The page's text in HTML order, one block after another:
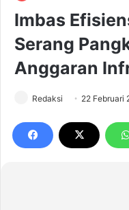
Imbas
Serang
Anggaran
Redaksi 22 Februari